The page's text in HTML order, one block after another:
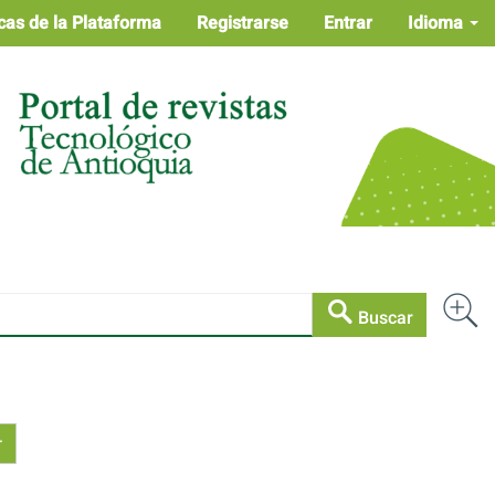
Idioma
de la Plataforma Registrarse Entrar
Buscar